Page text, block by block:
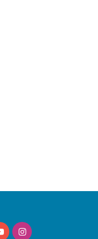
YouTubeInstagram